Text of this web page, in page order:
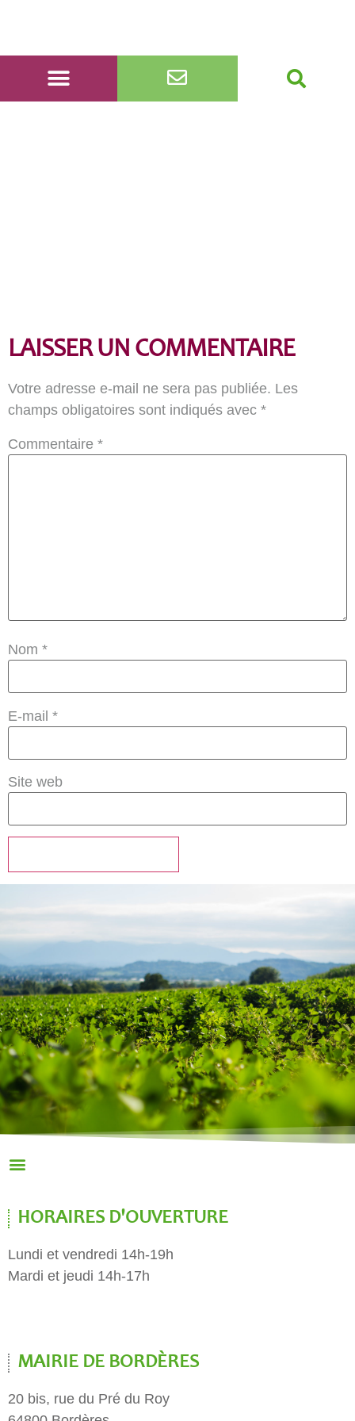
LAISSER UN COMMENTAIRE
Votre adresse e-mail ne sera pas publiée. Les
champs obligatoires sont indiqués avec *
Commentaire *
Nom *
E-mail *
Site web
HORAIRES D'OUVERTURE
Lundi et vendredi 14h-19h
Mardi et jeudi 14h-17h
MAIRIE DE BORDÈRES
20 bis, rue du Pré du Roy